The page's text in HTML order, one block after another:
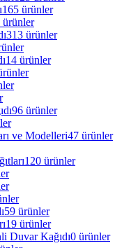
165 ürünler
ürünler
313 ürünler
14 ürünler
96 ürünler
ve Modelleri47 ürünler
120 ürünler
59 ürünler
19 ürünler
Duvar Kağıdı0 ürünler